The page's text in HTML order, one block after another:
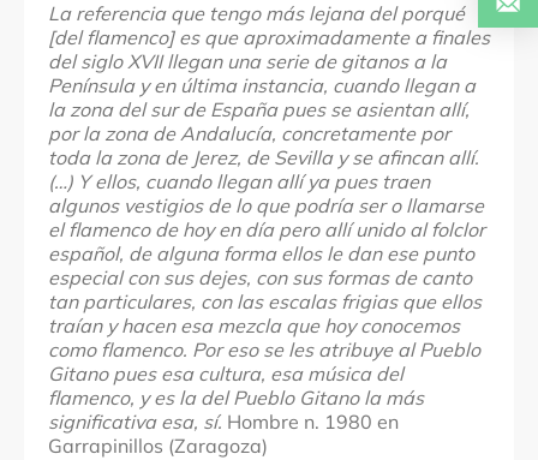
La referencia que tengo más lejana del porqué
[del flamenco] es que aproximadamente a finales
del siglo XVII llegan una serie de gitanos a la
Península y en última instancia, cuando llegan a
la zona del sur de España pues se asientan allí,
por la zona de Andalucía, concretamente por
toda la zona de Jerez, de Sevilla y se afincan allí.
(…) Y ellos, cuando llegan allí ya pues traen
algunos vestigios de lo que podría ser o llamarse
el flamenco de hoy en día pero allí unido al folclor
español, de alguna forma ellos le dan ese punto
especial con sus dejes, con sus formas de canto
tan particulares, con las escalas frigias que ellos
traían y hacen esa mezcla que hoy conocemos
como flamenco. Por eso se les atribuye al Pueblo
Gitano pues esa cultura, esa música del
flamenco, y es la del Pueblo Gitano la más
significativa esa, sí. Hombre n. 1980 en
Garrapinillos (Zaragoza)